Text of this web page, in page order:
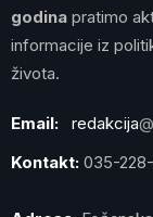
godina pratimo
informacije iz
života.
Email: redakcija
Kontakt: 035-